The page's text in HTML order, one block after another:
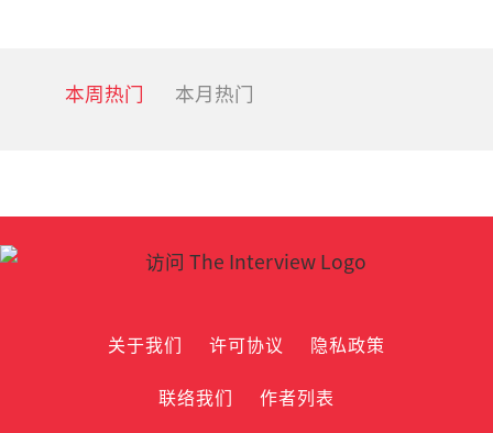
本周热门 本月热门
关于我们 许可协议
隐私政策
联络我们
作者列表